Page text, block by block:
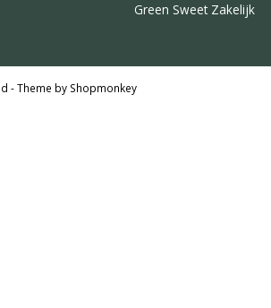
Green Sweet Zakelijk
- Theme by Shopmonkey